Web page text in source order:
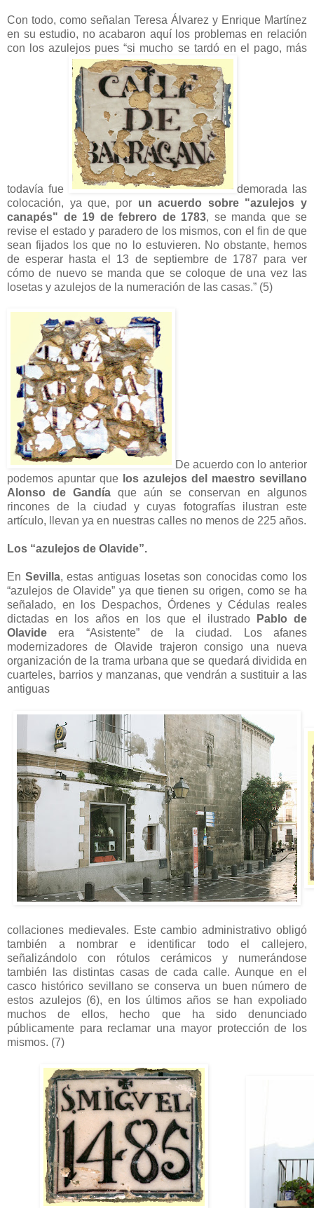
Con todo, como señalan Teresa Álvarez y Enrique Martínez
en su estudio, no acabaron aquí los problemas en relación
con los azulejos pues “si mucho se tardó en el pago, más
todavía fue
demorada las
colocación, ya que, por un acuerdo sobre "azulejos y
canapés" de 19 de febrero de 1783, se manda que se
revise el estado y paradero de los mismos, con el fin de que
sean fijados los que no lo estuvieren. No obstante, hemos
de esperar hasta el 13 de septiembre de 1787 para ver
cómo de nuevo se manda que se coloque de una vez las
losetas y azulejos de la numeración de las casas.” (5)
De acuerdo con lo anterior
podemos apuntar que los azulejos del maestro sevillano
Alonso de Gandía que aún se conservan en algunos
rincones de la ciudad y cuyas fotografías ilustran este
artículo, llevan ya en nuestras calles no menos de 225 años.
Los “azulejos de Olavide”.
En Sevilla, estas antiguas losetas son conocidas como los
“azulejos de Olavide” ya que tienen su origen, como se ha
señalado, en los Despachos, Órdenes y Cédulas reales
dictadas en los años en los que el ilustrado
Pablo de
Olavide era “Asistente” de la ciudad. Los afanes
modernizadores de Olavide trajeron consigo una nueva
organización de la trama urbana que se quedará dividida en
cuarteles, barrios y manzanas, que vendrán a sustituir a las
antiguas
collaciones medievales. Este cambio administrativo obligó
también a nombrar e identificar todo el callejero,
señalizándolo con rótulos cerámicos y numerándose
también las distintas casas de cada calle. Aunque en el
casco histórico sevillano se conserva un buen número de
estos azulejos (6), en los últimos años se han expoliado
muchos de ellos, hecho que ha sido denunciado
públicamente para reclamar una mayor protección de los
mismos. (7)